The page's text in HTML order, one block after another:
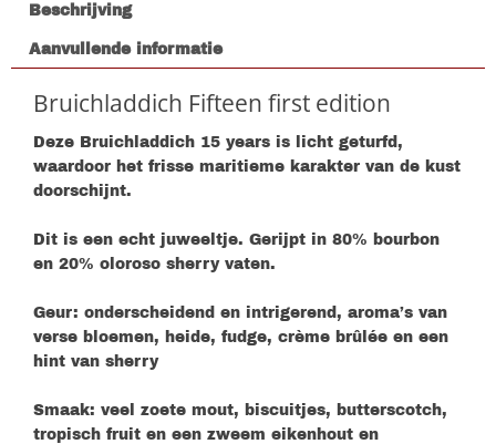
Beschrijving
Aanvullende informatie
Bruichladdich Fifteen first edition
Deze Bruichladdich 15 years is licht geturfd,
waardoor het frisse maritieme karakter van de kust
doorschijnt.
Dit is een echt juweeltje. Gerijpt in 80% bourbon
en 20% oloroso sherry vaten.
Geur: onderscheidend en intrigerend, aroma’s van
verse bloemen, heide, fudge, crème brûlée en een
hint van sherry
Smaak: veel zoete mout, biscuitjes, butterscotch,
tropisch fruit en een zweem eikenhout en